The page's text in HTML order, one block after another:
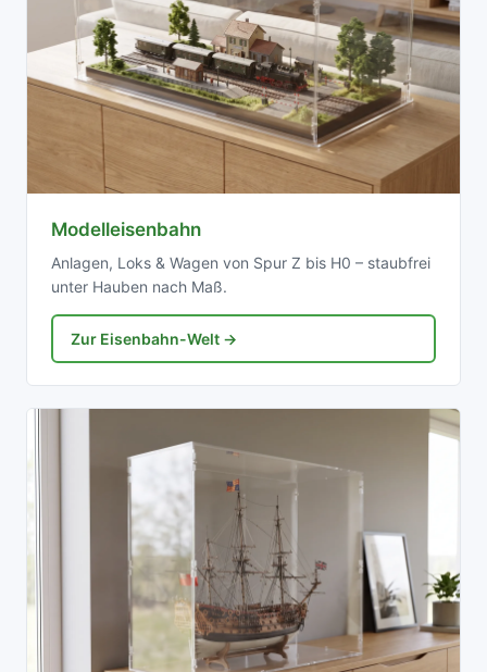
Modelleisenbahn
Anlagen, Loks & Wagen von Spur Z bis H0 – staubfrei
unter Hauben nach Maß.
Zur Eisenbahn-Welt →